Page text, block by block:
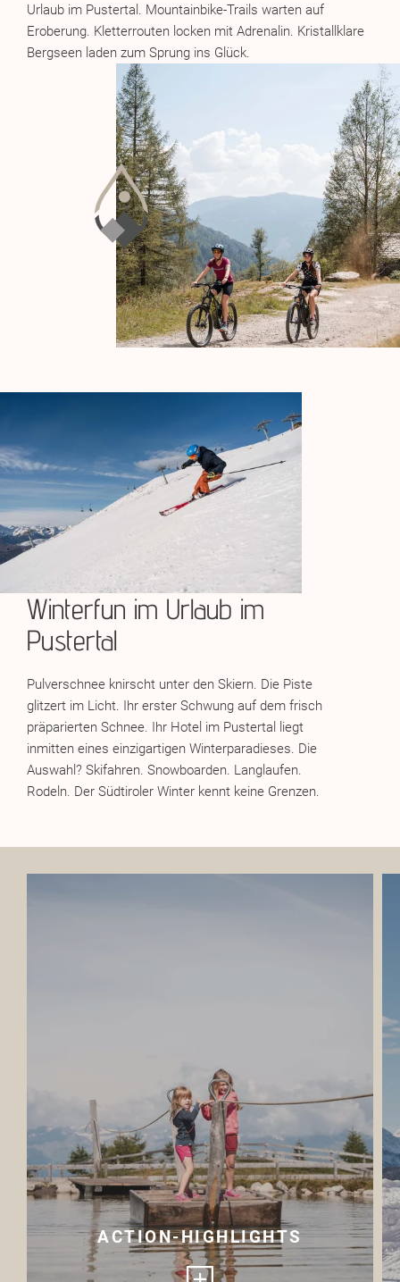
Urlaub im Pustertal. Mountainbike-Trails warten auf
Eroberung. Kletterrouten locken mit Adrenalin. Kristallklare
Bergseen laden zum Sprung ins Glück.
Winterfun im Urlaub im
Pustertal
Pulverschnee knirscht unter den Skiern. Die Piste
glitzert im Licht. Ihr erster Schwung auf dem frisch
präparierten Schnee. Ihr Hotel im Pustertal liegt
inmitten eines einzigartigen Winterparadieses. Die
Auswahl? Skifahren. Snowboarden. Langlaufen.
Rodeln. Der Südtiroler Winter kennt keine Grenzen.
ACTION-HIGHLIGHTS
- Sunrise-Wanderungen zu spektakulären
Aussichtspunkten
- Singletrails für Bikeenthusiasten